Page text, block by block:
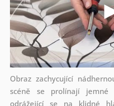
Obraz zachycující
scéně se prolínají
odrážející se na klidné